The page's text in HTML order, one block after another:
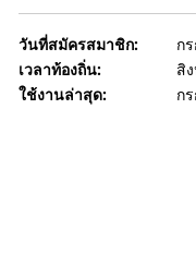
วันที่สมัครสมาชิก:
ก
เวลาท้องถิ่น:
สิ
ใช้งานล่าสุด:
ก